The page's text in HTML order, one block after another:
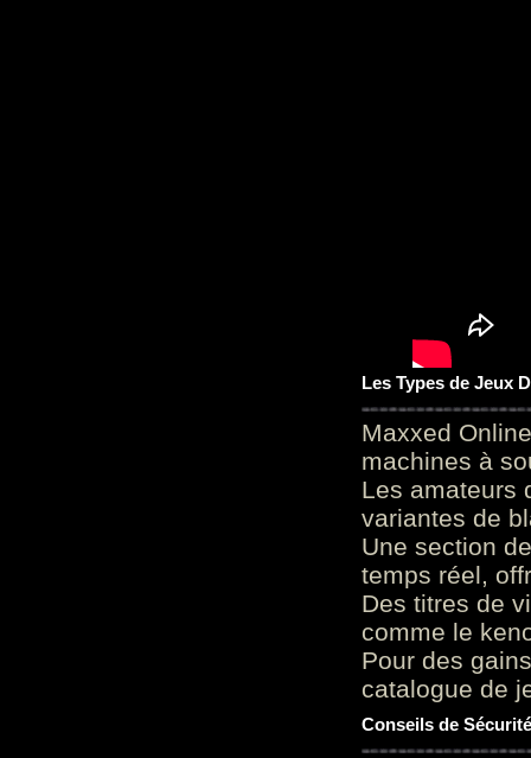
Les Types de Jeux
Maxxed
machines à
Les amateurs
variantes de
Une section
temps réel,
Des titres de
comme le
Pour des
catalogue de
Conseils de